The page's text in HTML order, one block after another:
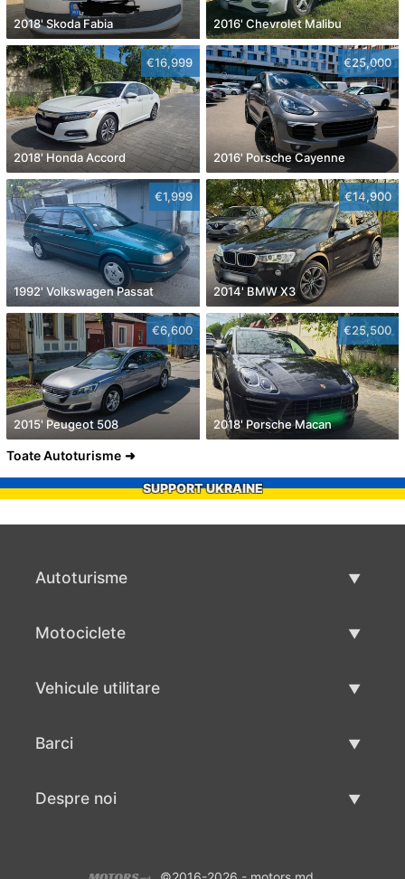
2018' Skoda Fabia 2016' Chevrolet Malibu
€16,999
2018' Honda Accord
€25,000
2016' Porsche Cayenne
€1,999
1992' Volkswagen Passat
€14,900
2014' BMW X3
€6,600
2015' Peugeot 508
€25,500
2018' Porsche Macan
Toate Autoturisme
SUPPORT UKRAINE
Autoturisme
Motociclete
Vehicule utilitare
Barci
Despre noi